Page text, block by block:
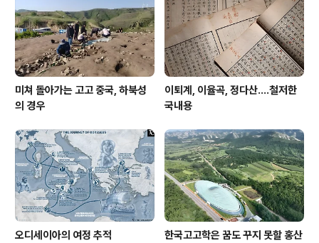
미쳐 돌아가는 고고 중국, 하북성
의 경우
이퇴계, 이율곡, 정다산....철저한
국내용
오디세이아의 여정 추적
한국고고학은 꿈도 꾸지 못할 홍산